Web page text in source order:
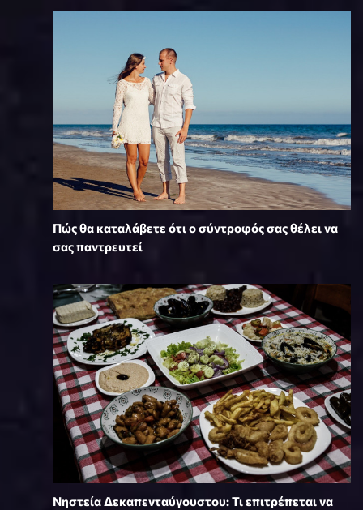
Πώς θα καταλάβετε ότι ο σύντροφός σας θέλει να
σας παντρευτεί
Νηστεία Δεκαπενταύγουστου: Τι επιτρέπεται να